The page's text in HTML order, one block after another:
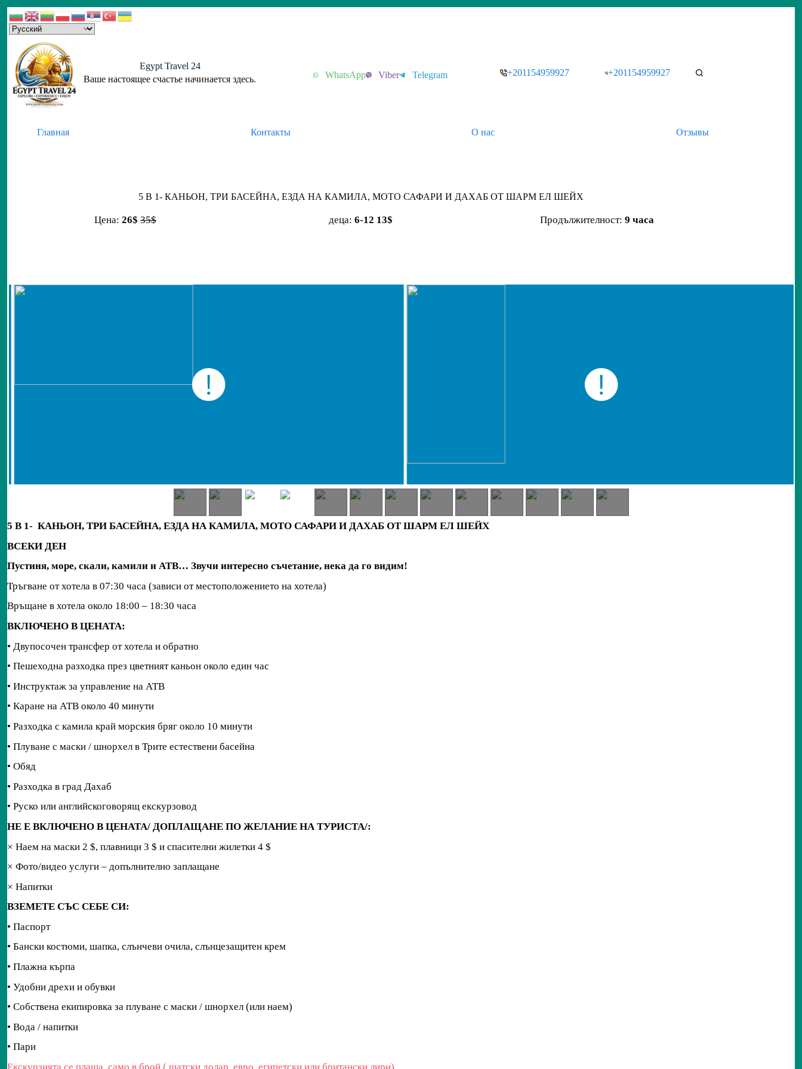
Skip
to
content
Egypt Travel 24
Ваше настоящее счастье начинается здесь.
WhatsApp Viber Telegram +201154959927 +201154959927
Главная Контакты О нас Отзывы
5 В 1- КАНЬОН, ТРИ БАСЕЙНА, ЕЗДА НА КАМИЛА, МОТО САФАРИ И ДАХАБ ОТ ШАРМ ЕЛ ШЕЙХ
Цена: 26$ 35$ деца:6-12 13$ Продължителност: 9 часа
5 В 1- КАНЬОН, ТРИ БАСЕЙНА, ЕЗДА НА КАМИЛА, МОТО САФАРИ И ДАХАБ ОТ ШАРМ ЕЛ ШЕЙХ
ВСЕКИ ДЕН
Пустиня, море, скали, камили и АТВ… Звучи интересно съчетание, нека да го видим!
Тръгване от хотела в 07:30 часа (зависи от местоположението на хотела)
Връщане в хотела около 18:00 – 18:30 часа
ВКЛЮЧЕНО В ЦЕНАТА:
• Двупосочен трансфер от хотела и обратно
• Пешеходна разходка през цветният каньон около един час
• Инструктаж за управление на АТВ
• Каране на АТВ около 40 минути
• Разходка с камила край морския бряг около 10 минути
• Плуване с маски / шнорхел в Трите естествени басейна
• Обяд
• Разходка в град Дахаб
• Руско или английскоговорящ екскурзовод
НЕ Е ВКЛЮЧЕНО В ЦЕНАТА/ ДОПЛАЩАНЕ ПО ЖЕЛАНИЕ НА ТУРИСТА/:
× Наем на маски 2 $, плавници 3 $ и спасителни жилетки 4 $
× Фото/видео услуги – допълнително заплащане
× Напитки
ВЗЕМЕТЕ СЪС СЕБЕ СИ:
• Паспорт
• Бански костюми, шапка, слънчеви очила, слънцезащитен крем
• Плажна кърпа
• Удобни дрехи и обувки
• Собствена екипировка за плуване с маски / шнорхел (или наем)
• Вода / напитки
• Пари